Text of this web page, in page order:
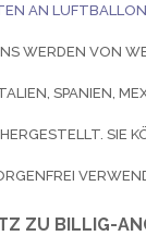
AN
WERDEN VON
SPANIEN,
SIE
ZU BILLIG-